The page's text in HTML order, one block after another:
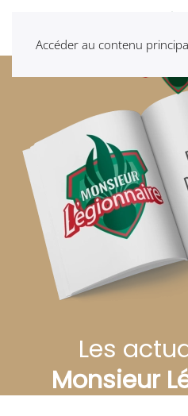
Accéder au contenu
Les
Monsieur